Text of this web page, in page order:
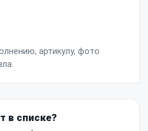
артикулу, фото
в списке?